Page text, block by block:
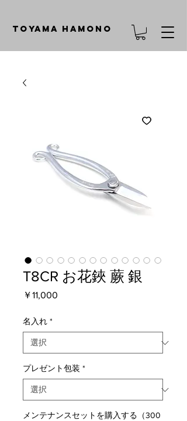
TOYAMA HAMONO
T8CR お花鋏 蕨 銀
￥11,000
名入れ *
プレゼント包装 *
メンテナンスセットを購入する（300